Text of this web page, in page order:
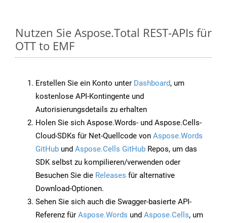
Nutzen Sie Aspose.Total REST-APIs für
OTT to EMF
Erstellen Sie ein Konto unter Dashboard, um
kostenlose API-Kontingente und
Autorisierungsdetails zu erhalten
Holen Sie sich Aspose.Words- und Aspose.Cells-
Cloud-SDKs für Net-Quellcode von Aspose.Words
GitHub und Aspose.Cells GitHub Repos, um das
SDK selbst zu kompilieren/verwenden oder
Besuchen Sie die Releases für alternative
Download-Optionen.
Sehen Sie sich auch die Swagger-basierte API-
Referenz für Aspose.Words und Aspose.Cells, um